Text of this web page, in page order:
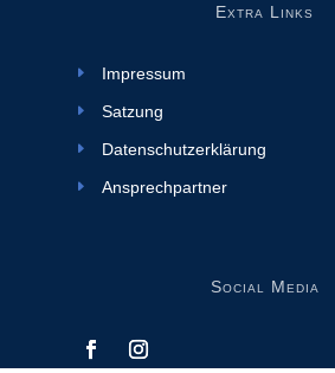
Extra Links
Impressum
Satzung
Datenschutzerklärung
Ansprechpartner
Social Media